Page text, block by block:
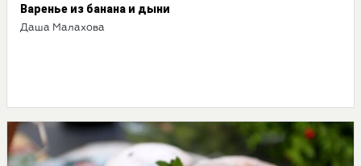
Варенье из банана и дыни
Даша Малахова